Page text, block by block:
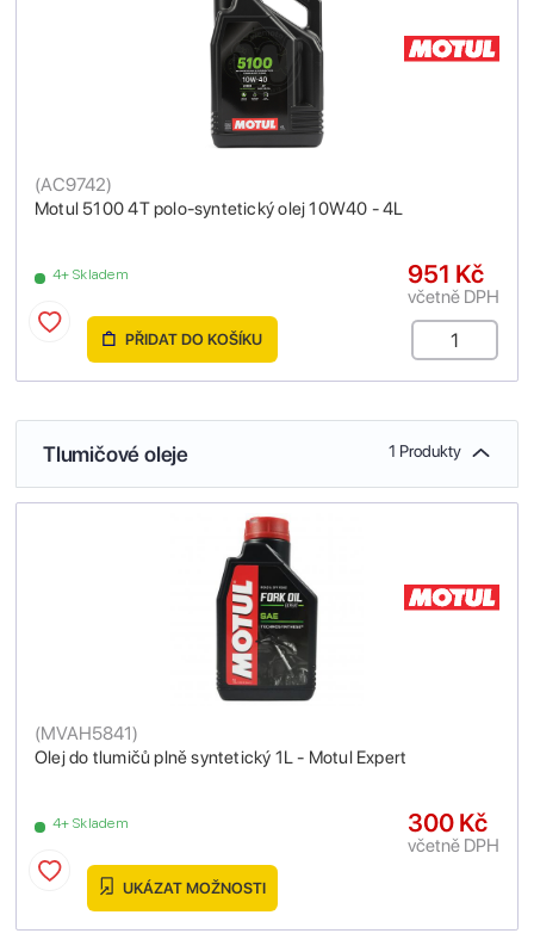
Motul 5100 4T polo-syntetický olej 10W40 - 4L
(AC9742)
4+ Skladem 951 Kč
včetně DPH
PŘIDAT DO KOŠÍKU
Tlumičové oleje 1 Produkty
Olej do tlumičů plně syntetický 1L - Motul Expert
(MVAH5841)
4+ Skladem 300 Kč
včetně DPH
UKÁZAT MOŽNOSTI